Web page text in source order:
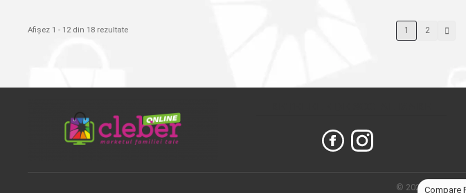
Afișez 1 - 12 din 18 rezultate 1 2
© 2026Сleber.
Compare